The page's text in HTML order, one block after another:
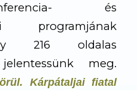
és
programjának
216 oldalas
meg.
Kárpátaljai fiatal